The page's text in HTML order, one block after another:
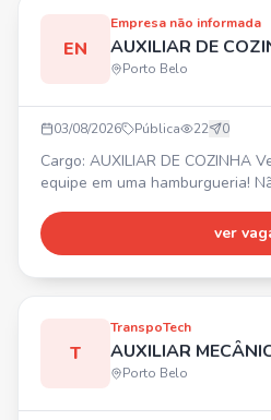
EN
Empresa não informada
AUXILIAR DE
Porto Belo
03/08/2026 Pública 22 0
Cargo: AUXILIAR DE COZINHA Venha fazer parte da nossa
equipe em uma hamburgueria!
aprender e crescer. 📍 Balneário
Nações ⏰ Terça a domingo, das
ver
T
TranspoTech
AUXILIAR
Porto Belo